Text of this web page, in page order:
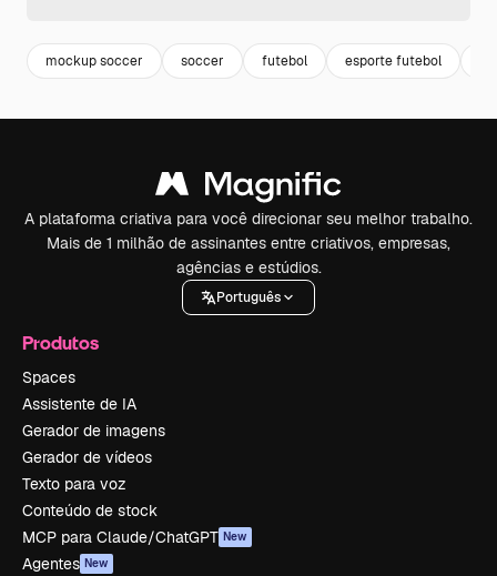
mockup soccer soccer futebol esporte futebol
A plataforma criativa para você direcionar seu melhor trabalho.
Mais de 1 milhão de assinantes entre criativos, empresas,
agências e estúdios.
Português
Produtos
Spaces
Assistente de IA
Gerador de imagens
Gerador de vídeos
Texto para voz
Conteúdo de stock
MCP para Claude/ChatGPT New
Agentes New